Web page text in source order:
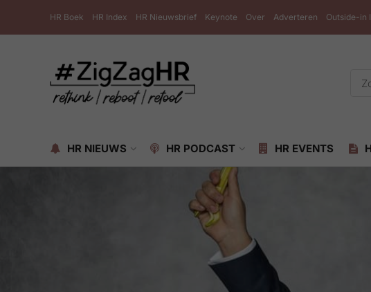
HR Boek HR Index HR Nieuwsbrief Keynote Over Adverteren Outside-in
HR NIEUWS HR PODCAST HR EVENTS